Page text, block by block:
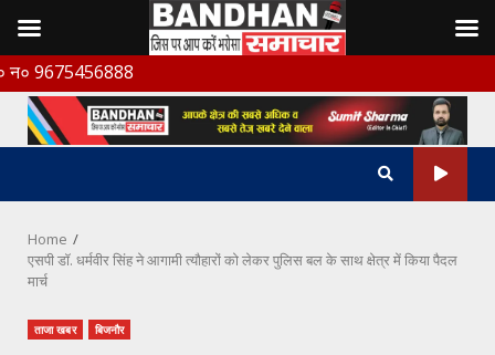
Skip
to
content
Home
एसपी डॉ. धर्मवीर सिंह ने आगामी त्यौहारों को लेकर पुलिस बल के साथ क्षेत्र में किया पैदल
मार्च
ताजा खबर बिजनौर